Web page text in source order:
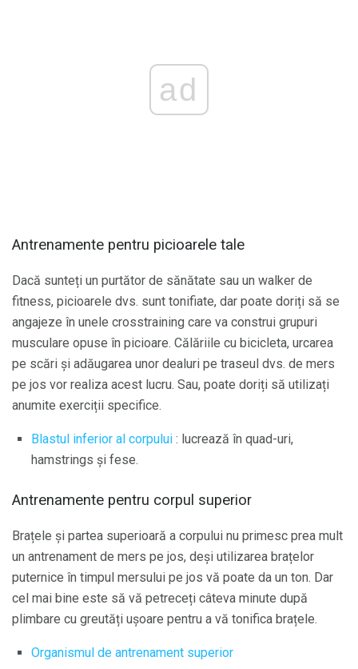
ad
Antrenamente pentru picioarele tale
Dacă sunteți un purtător de sănătate sau un walker de
fitness, picioarele dvs. sunt tonifiate, dar poate doriți să se
angajeze în unele crosstraining care va construi grupuri
musculare opuse în picioare. Călăriile cu bicicleta, urcarea
pe scări și adăugarea unor dealuri pe traseul dvs. de mers
pe jos vor realiza acest lucru. Sau, poate doriți să utilizați
anumite exerciții specifice.
Blastul inferior al corpului : lucrează în quad-uri,
hamstrings și fese.
Antrenamente pentru corpul superior
Brațele și partea superioară a corpului nu primesc prea mult
un antrenament de mers pe jos, deși utilizarea brațelor
puternice în timpul mersului pe jos vă poate da un ton. Dar
cel mai bine este să vă petreceți câteva minute după
plimbare cu greutăți ușoare pentru a vă tonifica brațele.
Organismul de antrenament superior